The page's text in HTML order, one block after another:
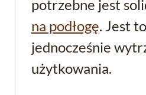
potrzebne jest
na podłogę. Jest
jednocześnie
użytkowania.